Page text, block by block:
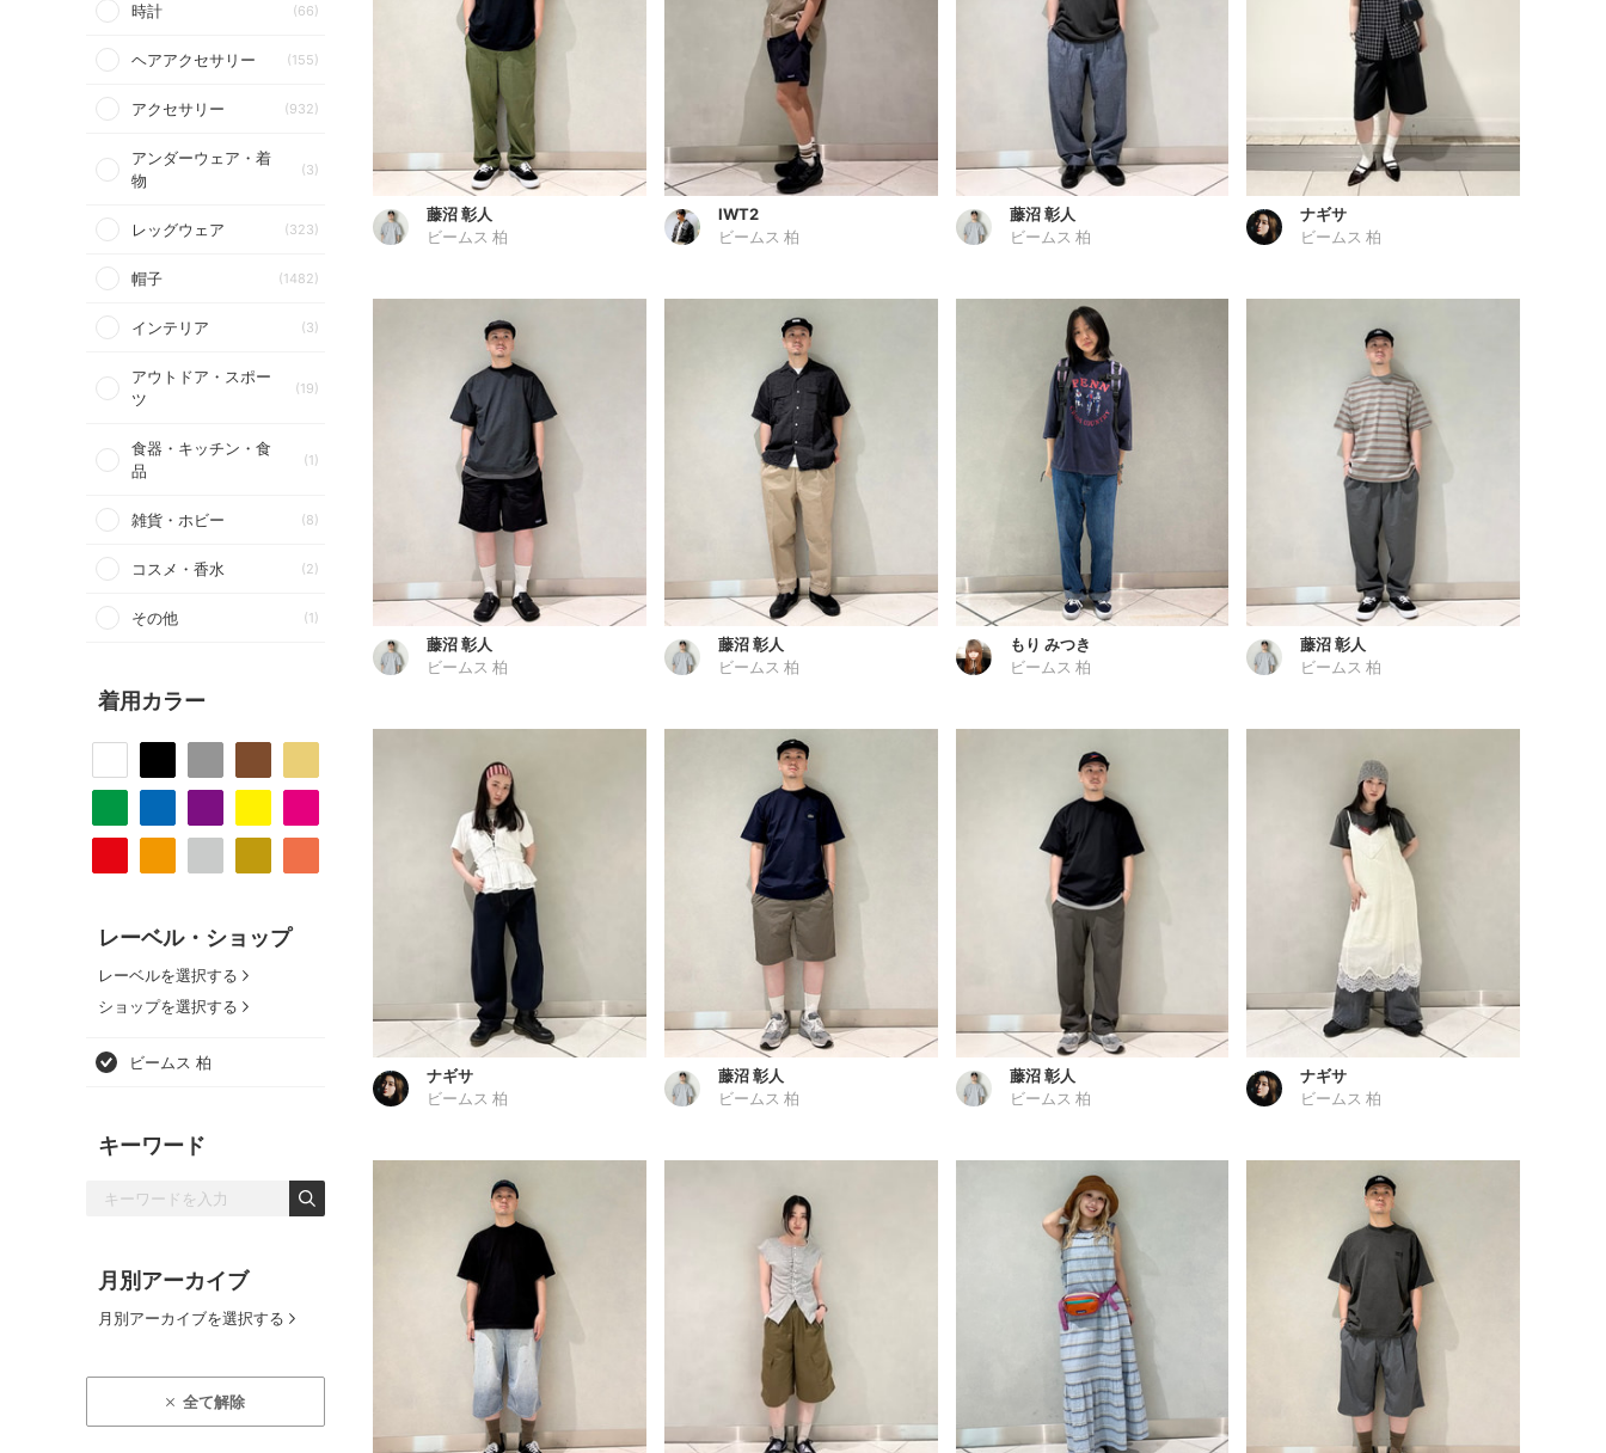
時計 (66)
ヘアアクセサリー (155)
アクセサリー (932)
アンダーウェア・着
物
(3)
レッグウェア (323)
帽子 (1482)
インテリア (3)
アウトドア・スポー
ツ
(19)
食器・キッチン・食
品
(1)
雑貨・ホビー (8)
コスメ・香水 (2)
その他 (1)
着用カラー
レーベル・ショップ
レーベルを選択する
ショップを選択する
ビームス 柏
キーワード
月別アーカイブ
月別アーカイブを選択する
全て解除
藤沼 彰人
ビームス 柏
IWT2
ビームス 柏
藤沼 彰人
ビームス 柏
ナギサ
ビームス 柏
藤沼 彰人
ビームス 柏
藤沼 彰人
ビームス 柏
もり みつき
ビームス 柏
藤沼 彰人
ビームス 柏
ナギサ
ビームス 柏
藤沼 彰人
ビームス 柏
藤沼 彰人
ビームス 柏
ナギサ
ビームス 柏